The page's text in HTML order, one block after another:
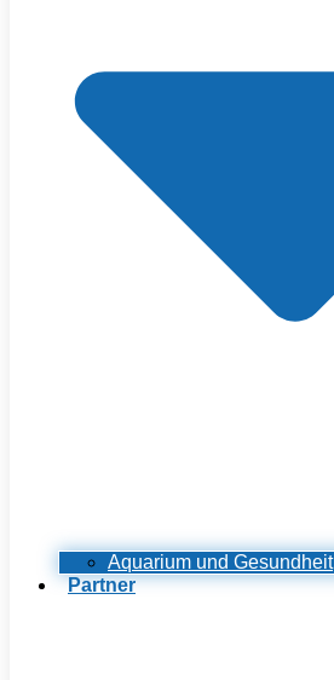
Aquarium und Gesundheit
Partner